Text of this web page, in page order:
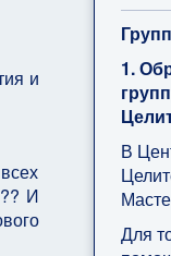
и
И
1.
В
Для